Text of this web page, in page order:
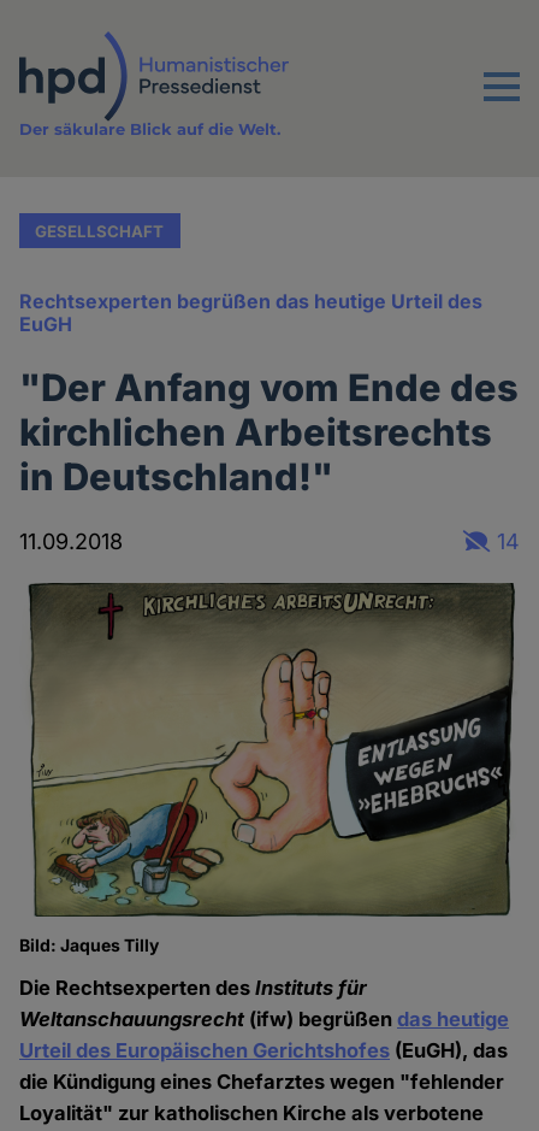
Inhalt
Menu
Der säkulare Blick auf die Welt.
GESELLSCHAFT
Rechtsexperten begrüßen das heutige Urteil des
EuGH
"Der Anfang vom Ende des
kirchlichen Arbeitsrechts
in Deutschland!"
11.09.2018 14
Bild: Jaques Tilly
Die Rechtsexperten desInstituts für
Weltanschauungsrecht (ifw) begrüßendas heutige
Urteil des Europäischen Gerichtshofes (EuGH), das
die Kündigung eines Chefarztes wegen "fehlender
Loyalität" zur katholischen Kirche als verbotene